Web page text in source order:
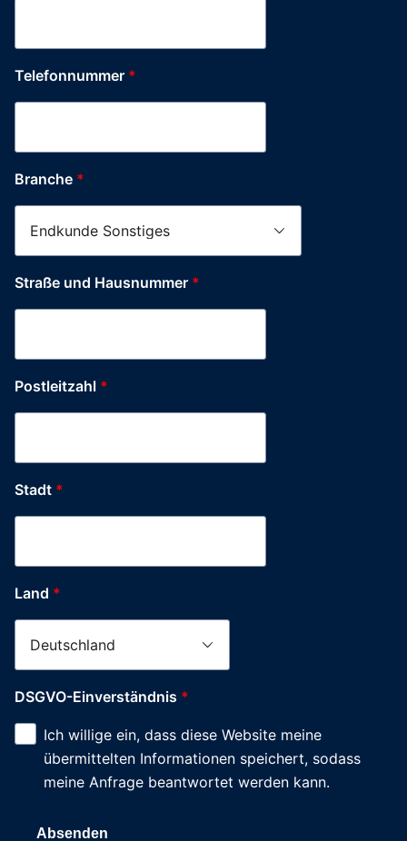
Telefonnummer *
Branche *
Straße und Hausnummer *
Postleitzahl *
Stadt *
Land *
DSGVO-Einverständnis *
Ich willige ein, dass diese Website meine
übermittelten Informationen speichert, sodass
meine Anfrage beantwortet werden kann.
Absenden